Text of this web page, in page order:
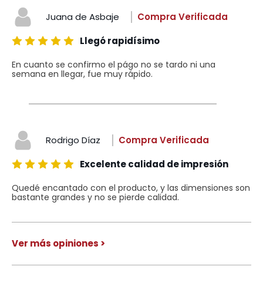
Juana de Asbaje
Compra Verificada
Llegó rapidísimo
En cuanto se confirmo el págo no se tardo ni una
semana en llegar, fue muy rápido.
Rodrigo Díaz
Compra Verificada
Excelente calidad de impresión
Quedé encantado con el producto, y las dimensiones son
bastante grandes y no se pierde calidad.
Ver más opiniones >